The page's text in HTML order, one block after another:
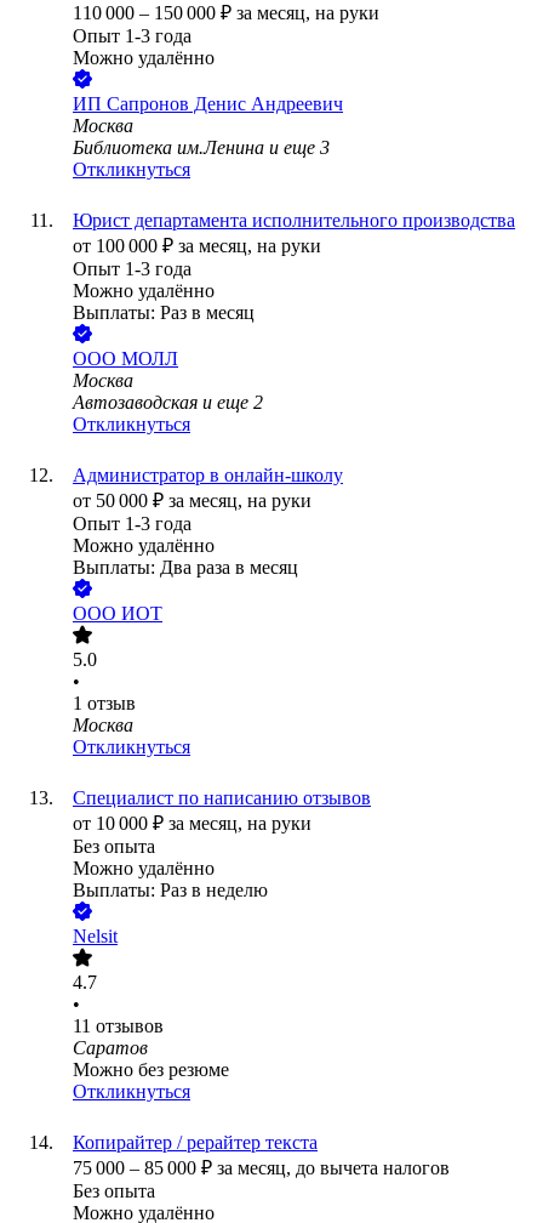
110 000 – 150 000 ₽ за месяц, на руки
Опыт 1-3 года
Можно удалённо
ИП Сапронов Денис Андреевич
Москва
Библиотека им.Ленина и еще 3
Откликнуться
Юрист департамента исполнительного производства
от 100 000 ₽ за месяц, на руки
Опыт 1-3 года
Можно удалённо
Выплаты: Раз в месяц
ООО МОЛЛ
Москва
Автозаводская и еще 2
Откликнуться
Администратор в онлайн-школу
от 50 000 ₽ за месяц, на руки
Опыт 1-3 года
Можно удалённо
Выплаты: Два раза в месяц
ООО ИОТ
5.0
•
1 отзыв
Москва
Откликнуться
Специалист по написанию отзывов
от 10 000 ₽ за месяц, на руки
Без опыта
Можно удалённо
Выплаты: Раз в неделю
Nelsit
4.7
•
11 отзывов
Саратов
Можно без резюме
Откликнуться
Копирайтер / рерайтер текста
75 000 – 85 000 ₽ за месяц, до вычета налогов
Без опыта
Можно удалённо